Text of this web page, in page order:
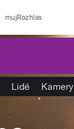
mujRozhlas
Lidé Kamery